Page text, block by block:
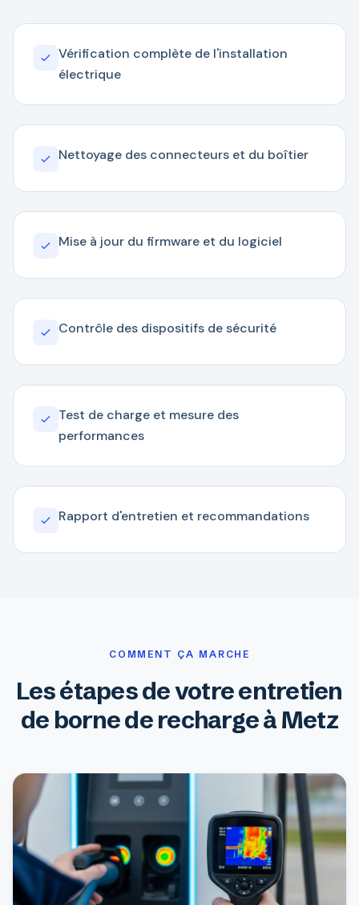
Vérification complète de l'installation
électrique
Nettoyage des connecteurs et du boîtier
Mise à jour du firmware et du logiciel
Contrôle des dispositifs de sécurité
Test de charge et mesure des
performances
Rapport d'entretien et recommandations
COMMENT ÇA MARCHE
Les étapes de votre entretien
de borne de recharge à Metz